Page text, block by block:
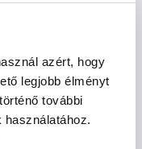
azért, hogy
legjobb élményt
további